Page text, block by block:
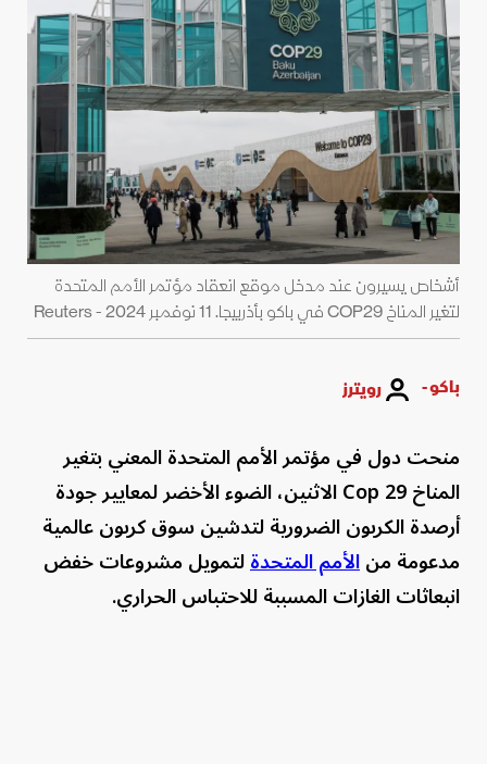
أشخاص يسيرون عند مدخل موقع انعقاد مؤتمر الأمم المتحدة
لتغير المناخ COP29 في باكو بأذربيجا. 11 نوفمبر 2024 - Reuters
باكو - رويترز
منحت دول في مؤتمر الأمم المتحدة المعني بتغير
المناخ Cop 29 الاثنين، الضوء الأخضر لمعايير جودة
أرصدة الكربون الضرورية لتدشين سوق كربون عالمية
مدعومة منالأمم المتحدةلتمويل مشروعات خفض
انبعاثات الغازات المسببة للاحتباس الحراري.